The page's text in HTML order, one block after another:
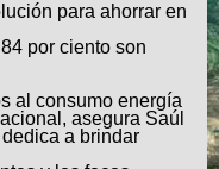
para ahorrar en
por ciento son
al consumo energía
asegura Saúl
a brindar